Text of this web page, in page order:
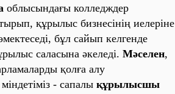
облысындағы колледждер
құрылыс бизнесінің иелеріне
бұл сайып келгенде
саласына әкеледі. Мәселен,
қолға алу
- сапалы құрылысшы